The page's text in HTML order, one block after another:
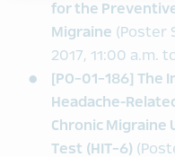
for the
Migraine (Poster
2017, 11:00 a.m.
[PO-01-186] The
Headache-
Chronic Migraine
Test (HIT-6)